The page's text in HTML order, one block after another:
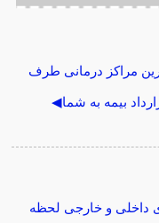
مراکز درمانی طرف
بیمه به شما◀
داخلی و خارجی لحظه